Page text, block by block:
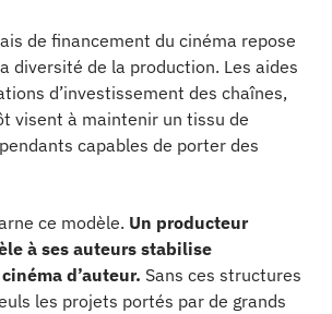
de financement du cinéma repose
diversité de la production. Les aides
d’investissement des chaînes,
visent à maintenir un tissu de
capables de porter des
ce modèle. Un producteur
à ses auteurs stabilise
d’auteur. Sans ces structures
les projets portés par de grands